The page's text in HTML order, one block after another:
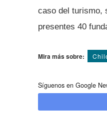
caso del turismo,
presentes 40
Mira más sobre:
Síguenos en Google